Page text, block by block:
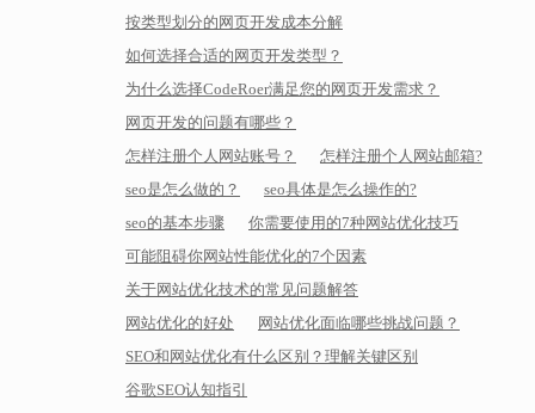
按类型划分的网页开发成本分解
如何选择合适的网页开发类型？
为什么选择CodeRoer满足您的网页开发需求？
网页开发的问题有哪些？
怎样注册个人网站账号？
怎样注册个人网站邮箱?
seo是怎么做的？
seo具体是怎么操作的?
seo的基本步骤
你需要使用的7种网站优化技巧
可能阻碍你网站性能优化的7个因素
关于网站优化技术的常见问题解答
网站优化的好处
网站优化面临哪些挑战问题？
SEO和网站优化有什么区别？理解关键区别
谷歌SEO认知指引